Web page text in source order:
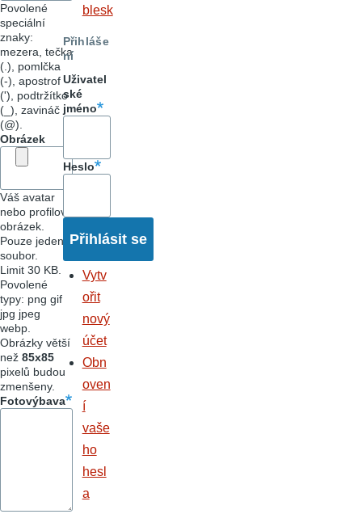
Povolené
speciální
znaky:
mezera, tečka
(.), pomlčka
(-), apostrof
('), podtržítko
(_), zavináč
(@).
Obrázek
Váš avatar
nebo profilový
obrázek.
Pouze jeden
soubor.
Limit 30 KB.
Povolené
typy: png gif
jpg jpeg
webp.
Obrázky větší
než 85x85
pixelů budou
zmenšeny.
Fotovýbava
blesk
Přihláše
ní
Uživatel
ské
jméno
Heslo
Vytv
ořit
nový
účet
Obn
oven
í
vaše
ho
hesl
a